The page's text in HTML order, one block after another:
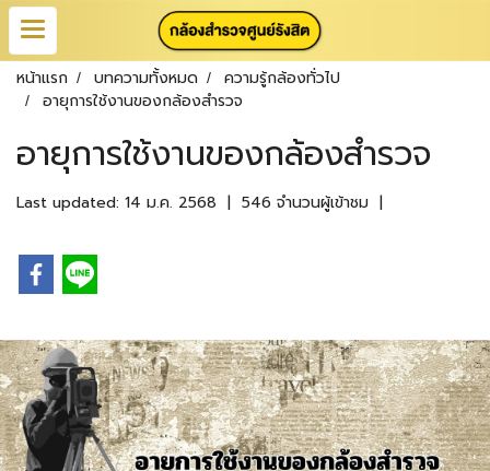
หน้าแรก บทความทั้งหมด
ความรู้กล้องทั่วไป
อายุการใช้งานของกล้องสำรวจ
อายุการใช้งานของกล้องสำรวจ
Last updated: 14 ม.ค. 2568 | 546 จำนวนผู้เข้าชม |